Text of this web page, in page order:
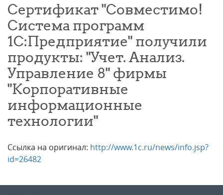
Сертификат "Совместимо!
Система программ
1С:Предприятие" получили
продукты: "Учет. Анализ.
Управление 8" фирмы
"Корпоративные
информационные
технологии"
Ссылка на оригинал: http://www.1c.ru/news/info.jsp?
id=26482